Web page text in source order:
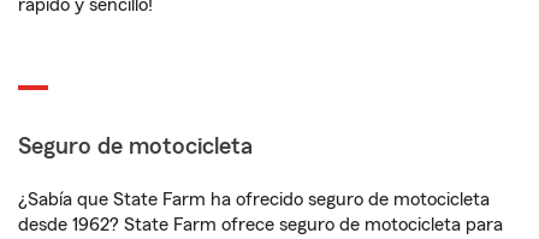
rápido y sencillo!
Seguro de motocicleta
¿Sabía que State Farm ha ofrecido seguro de motocicleta
desde 1962? State Farm ofrece seguro de motocicleta para